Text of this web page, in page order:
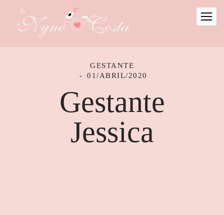
GESTANTE
01/ABRIL/2020
Gestante
Jessica